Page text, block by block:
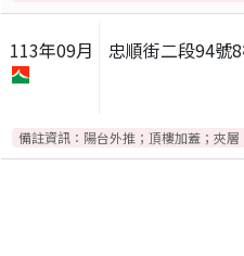
113年09月 忠順街二段94號
備註資訊： 陽台外推；頂樓加蓋；夾層